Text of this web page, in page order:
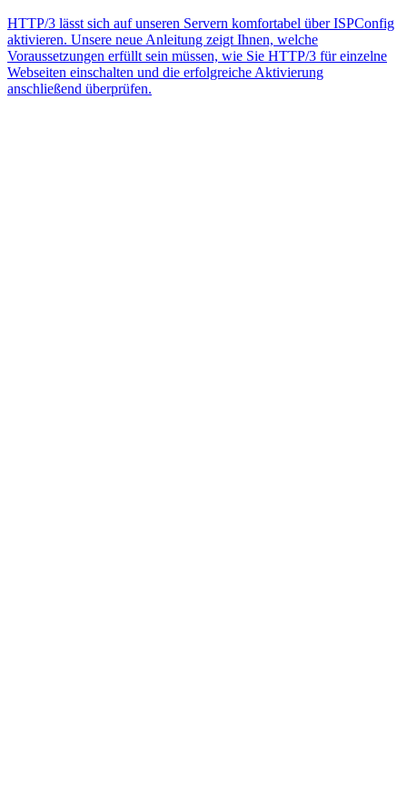
HTTP/3 lässt sich auf unseren Servern komfortabel über ISPConfig
aktivieren. Unsere neue Anleitung zeigt Ihnen, welche
Voraussetzungen erfüllt sein müssen, wie Sie HTTP/3 für einzelne
Webseiten einschalten und die erfolgreiche Aktivierung
anschließend überprüfen.